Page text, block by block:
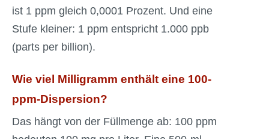
ist 1 ppm gleich 0,0001 Prozent. Und eine
Stufe kleiner: 1 ppm entspricht 1.000 ppb
(parts per billion).
Wie viel Milligramm enthält eine 100-
ppm-Dispersion?
Das hängt von der Füllmenge ab: 100 ppm